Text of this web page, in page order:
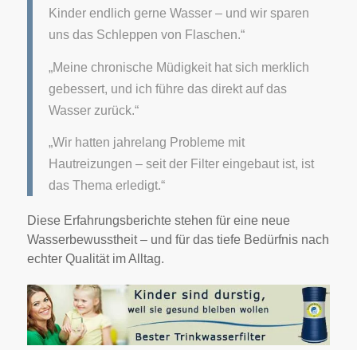
Kinder endlich gerne Wasser – und wir sparen
uns das Schleppen von Flaschen.“
„Meine chronische Müdigkeit hat sich merklich
gebessert, und ich führe das direkt auf das
Wasser zurück.“
„Wir hatten jahrelang Probleme mit
Hautreizungen – seit der Filter eingebaut ist, ist
das Thema erledigt.“
Diese Erfahrungsberichte stehen für eine neue
Wasserbewusstheit – und für das tiefe Bedürfnis nach
echter Qualität im Alltag.